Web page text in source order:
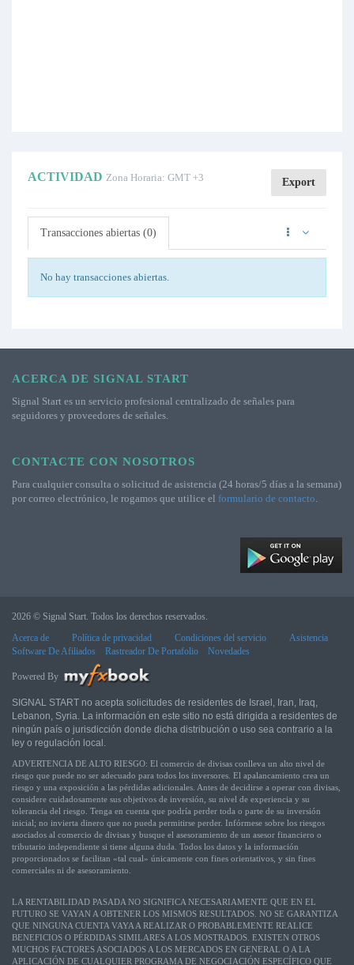
ACTIVIDAD Zona Horaria: GMT +3 Export
Transacciones abiertas (0)
No hay transacciones abiertas.
ACERCA DE SIGNAL START
Signal Start es un servicio profesional centralizado de señales para
seguidores y proveedores de señales.
CONTACTE CON NOSOTROS
Para cualquier consulta o solicitud de asistencia (24 horas/5 días a la semana)
por correo electrónico, le rogamos que utilice el formulario de contacto.
2026 © Signal Start. Todos los derechos reservados.
Acerca de
Política de privacidad Condiciones del servicio
Asistencia
Software De Afiliados
Rastreador De Portafolio Novedades
Powered By
SIGNAL START no acepta solicitudes de residentes de Israel, Iran, Iraq,
Lebanon, Syria. La información en este sitio no está dirigida a residentes de
ningún país o jurisdicción donde dicha distribución o uso sea contrario a la
ley o regulación local.
ADVERTENCIA DE ALTO RIESGO: El comercio de divisas conlleva un alto nivel de
riesgo que puede no ser adecuado para todos los inversores. El apalancamiento crea un
riesgo y una exposición a las pérdidas adicionales. Antes de decidirse a operar con divisas,
considere cuidadosamente sus objetivos de inversión, su nivel de experiencia y su
tolerancia del riesgo. Tenga en cuenta que podría perder toda o parte de su inversión
inicial; no invierta dinero que no pueda permitirse perder. Infórmese sobre los riesgos
asociados al comercio de divisas y busque el asesoramiento de un asesor financiero o
tributario independiente si tiene alguna duda. Todos los datos y la información
proporcionados se facilitan «tal cual» únicamente con fines orientativos, y sin fines
comerciales ni de asesoramiento.
LA RENTABILIDAD PASADA NO SIGNIFICA NECESARIAMENTE QUE EN EL
FUTURO SE VAYAN A OBTENER LOS MISMOS RESULTADOS. NO SE GARANTIZA
QUE NINGUNA CUENTA VAYA A REALIZAR O PROBABLEMENTE REALICE
BENEFICIOS O PÉRDIDAS SIMILARES A LOS MOSTRADOS. EXISTEN OTROS
MUCHOS FACTORES ASOCIADOS A LOS MERCADOS EN GENERAL O A LA
APLICACIÓN DE CUALQUIER PROGRAMA DE NEGOCIACIÓN ESPECÍFICO QUE